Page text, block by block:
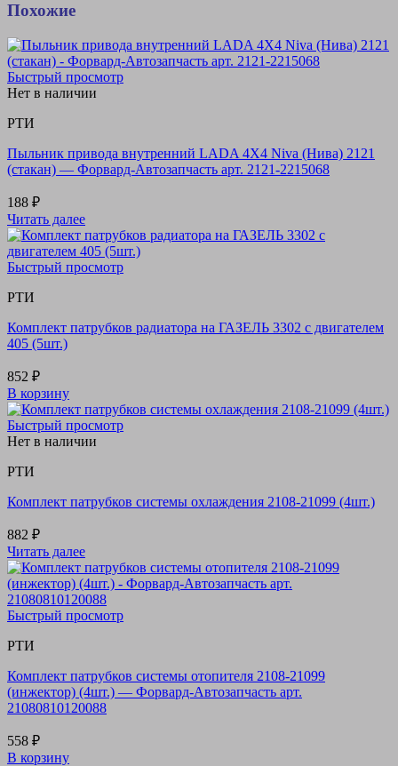
Похожие
Быстрый просмотр
Нет в наличии
РТИ
Пыльник привода внутренний LADA 4X4 Niva (Нива) 2121
(стакан) — Форвард-Автозапчасть арт. 2121-2215068
188 ₽
Читать далее
Быстрый просмотр
РТИ
Комплект патрубков радиатора на ГАЗЕЛЬ 3302 с двигателем
405 (5шт.)
852 ₽
В корзину
Быстрый просмотр
Нет в наличии
РТИ
Комплект патрубков системы охлаждения 2108-21099 (4шт.)
882 ₽
Читать далее
Быстрый просмотр
РТИ
Комплект патрубков системы отопителя 2108-21099
(инжектор) (4шт.) — Форвард-Автозапчасть арт.
21080810120088
558 ₽
В корзину